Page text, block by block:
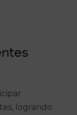
logrando